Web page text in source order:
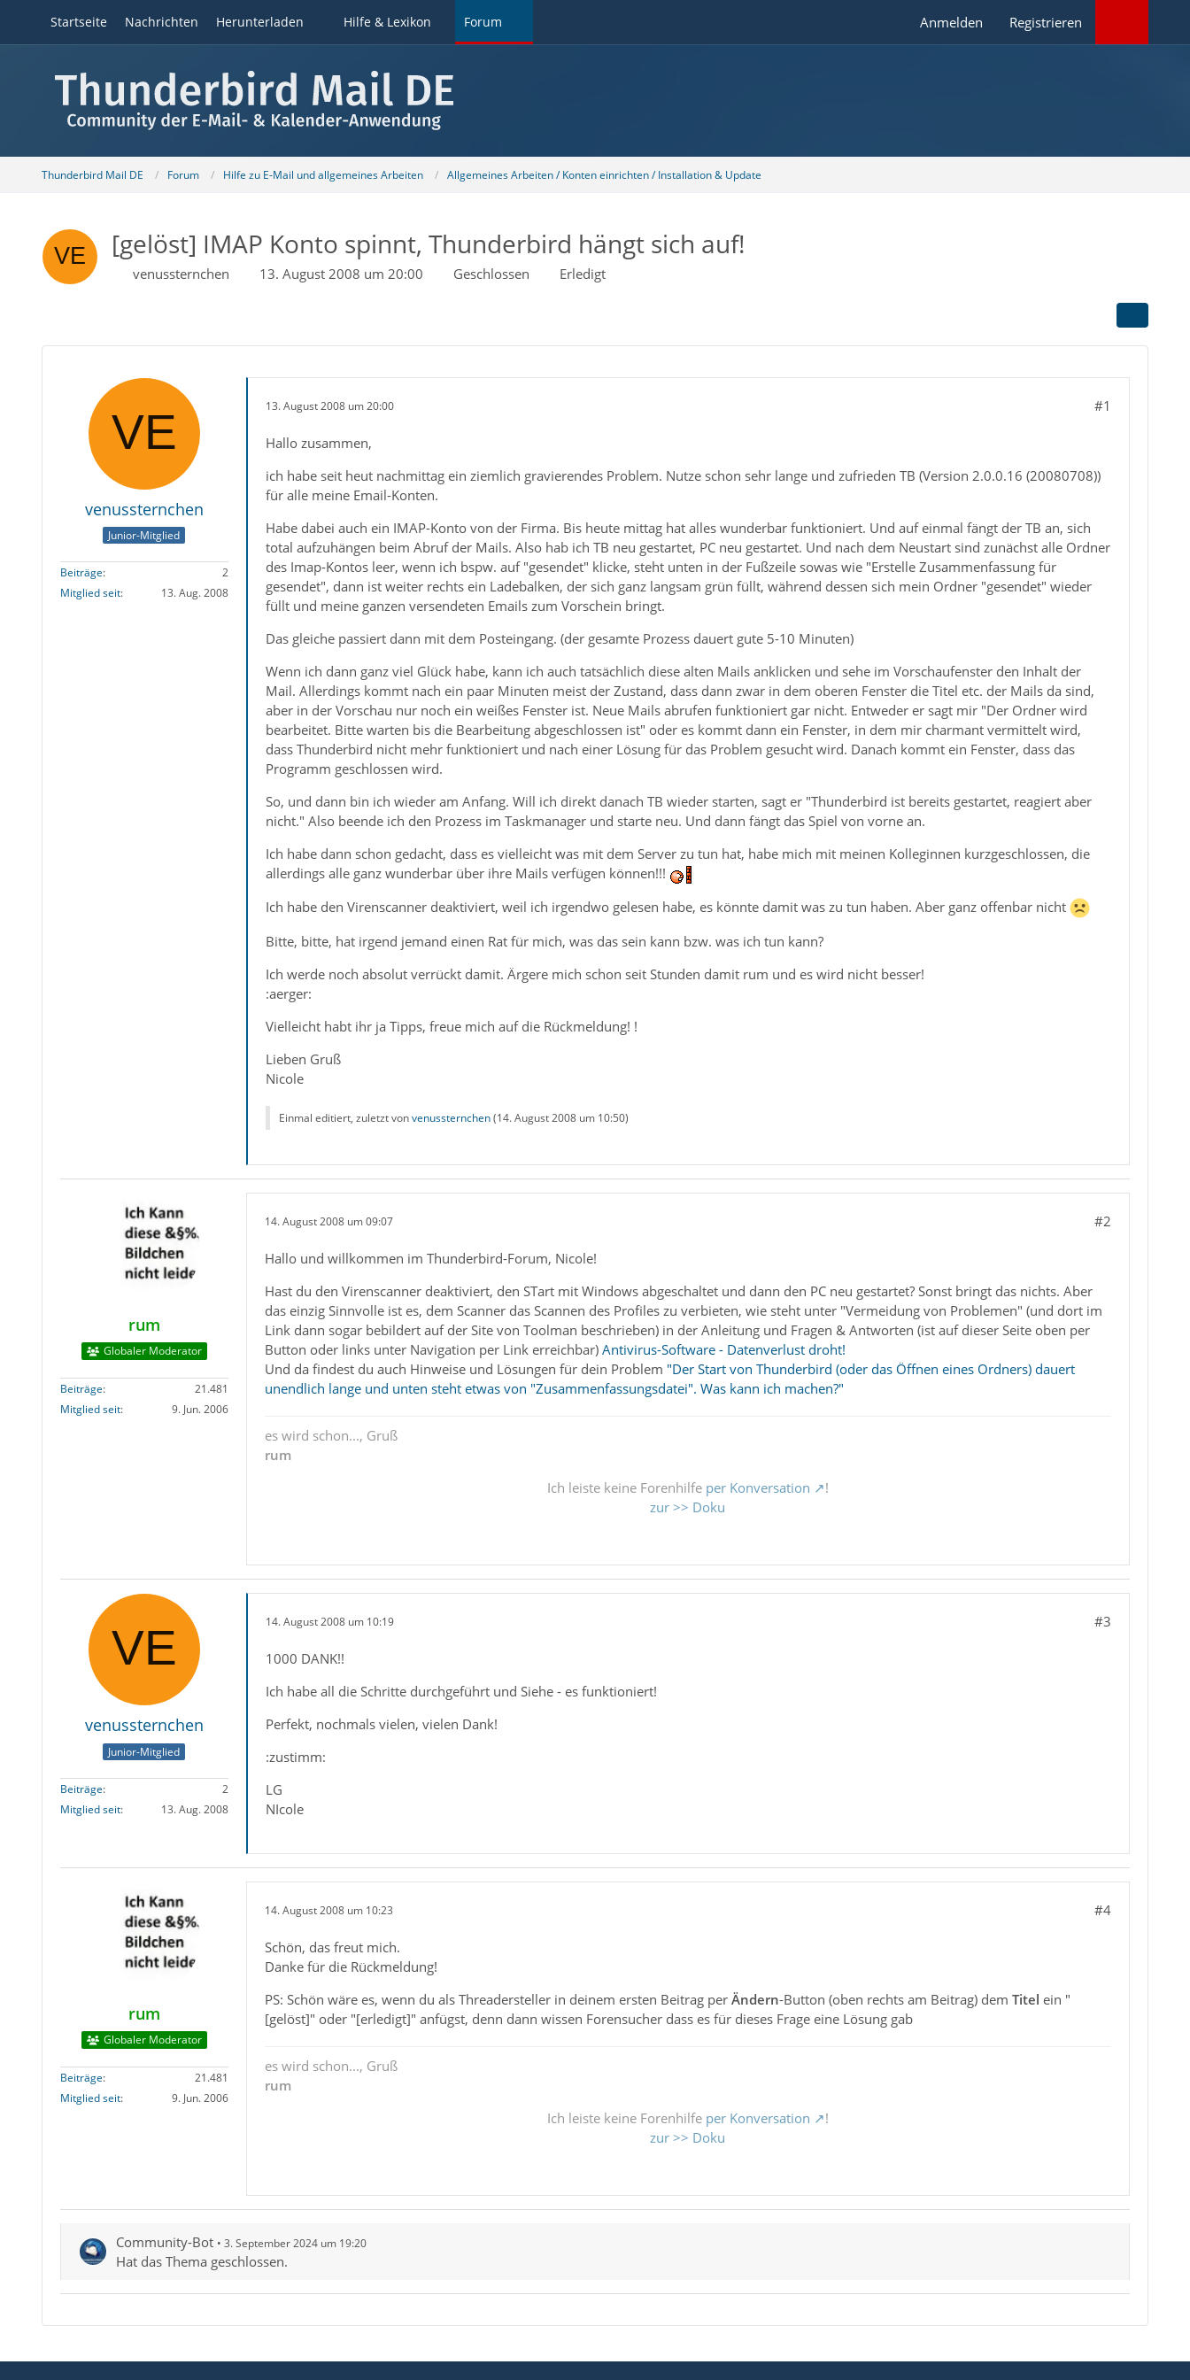
Startseite Nachrichten Herunterladen Hilfe & Lexikon Forum Anmelden Registrieren
Thunderbird Mail DE Forum Hilfe zu E-Mail und allgemeines Arbeiten Allgemeines Arbeiten / Konten einrichten / Installation & Update
[gelöst] IMAP Konto spinnt, Thunderbird hängt sich auf!
venussternchen 13. August 2008 um 20:00 Geschlossen Erledigt
venussternchen
Junior-Mitglied
Beiträge
2
Mitglied seit
13. Aug. 2008
13. August 2008 um 20:00 #1
Hallo zusammen,
ich habe seit heut nachmittag ein ziemlich gravierendes Problem. Nutze schon sehr lange und zufrieden TB (Version 2.0.0.16 (20080708))
für alle meine Email-Konten.
Habe dabei auch ein IMAP-Konto von der Firma. Bis heute mittag hat alles wunderbar funktioniert. Und auf einmal fängt der TB an, sich
total aufzuhängen beim Abruf der Mails. Also hab ich TB neu gestartet, PC neu gestartet. Und nach dem Neustart sind zunächst alle Ordner
des Imap-Kontos leer, wenn ich bspw. auf "gesendet" klicke, steht unten in der Fußzeile sowas wie "Erstelle Zusammenfassung für
gesendet", dann ist weiter rechts ein Ladebalken, der sich ganz langsam grün füllt, während dessen sich mein Ordner "gesendet" wieder
füllt und meine ganzen versendeten Emails zum Vorschein bringt.
Das gleiche passiert dann mit dem Posteingang. (der gesamte Prozess dauert gute 5-10 Minuten)
Wenn ich dann ganz viel Glück habe, kann ich auch tatsächlich diese alten Mails anklicken und sehe im Vorschaufenster den Inhalt der
Mail. Allerdings kommt nach ein paar Minuten meist der Zustand, dass dann zwar in dem oberen Fenster die Titel etc. der Mails da sind,
aber in der Vorschau nur noch ein weißes Fenster ist. Neue Mails abrufen funktioniert gar nicht. Entweder er sagt mir "Der Ordner wird
bearbeitet. Bitte warten bis die Bearbeitung abgeschlossen ist" oder es kommt dann ein Fenster, in dem mir charmant vermittelt wird,
dass Thunderbird nicht mehr funktioniert und nach einer Lösung für das Problem gesucht wird. Danach kommt ein Fenster, dass das
Programm geschlossen wird.
So, und dann bin ich wieder am Anfang. Will ich direkt danach TB wieder starten, sagt er "Thunderbird ist bereits gestartet, reagiert aber
nicht." Also beende ich den Prozess im Taskmanager und starte neu. Und dann fängt das Spiel von vorne an.
Ich habe dann schon gedacht, dass es vielleicht was mit dem Server zu tun hat, habe mich mit meinen Kolleginnen kurzgeschlossen, die
allerdings alle ganz wunderbar über ihre Mails verfügen können!!!
Ich habe den Virenscanner deaktiviert, weil ich irgendwo gelesen habe, es könnte damit was zu tun haben. Aber ganz offenbar nicht
Bitte, bitte, hat irgend jemand einen Rat für mich, was das sein kann bzw. was ich tun kann?
Ich werde noch absolut verrückt damit. Ärgere mich schon seit Stunden damit rum und es wird nicht besser!
:aerger:
Vielleicht habt ihr ja Tipps, freue mich auf die Rückmeldung! !
Lieben Gruß
Nicole
Einmal editiert, zuletzt vonvenussternchen(14. August 2008 um 10:50)
rum
Globaler Moderator
Beiträge
21.481
Mitglied seit
9. Jun. 2006
14. August 2008 um 09:07 #2
Hallo und willkommen im Thunderbird-Forum, Nicole!
Hast du den Virenscanner deaktiviert, den STart mit Windows abgeschaltet und dann den PC neu gestartet? Sonst bringt das nichts. Aber
das einzig Sinnvolle ist es, dem Scanner das Scannen des Profiles zu verbieten, wie steht unter "Vermeidung von Problemen" (und dort im
Link dann sogar bebildert auf der Site von Toolman beschrieben) in der Anleitung und Fragen & Antworten (ist auf dieser Seite oben per
Button oder links unter Navigation per Link erreichbar) Antivirus-Software - Datenverlust droht!
Und da findest du auch Hinweise und Lösungen für dein Problem "Der Start von Thunderbird (oder das Öffnen eines Ordners) dauert
unendlich lange und unten steht etwas von "Zusammenfassungsdatei". Was kann ich machen?"
es wird schon..., Gruß
rum
Ich leiste keine Forenhilfe per Konversation
!
zur >> Doku
venussternchen
Junior-Mitglied
Beiträge
2
Mitglied seit
13. Aug. 2008
14. August 2008 um 10:19 #3
1000 DANK!!
Ich habe all die Schritte durchgeführt und Siehe - es funktioniert!
Perfekt, nochmals vielen, vielen Dank!
:zustimm:
LG
NIcole
rum
Globaler Moderator
Beiträge
21.481
Mitglied seit
9. Jun. 2006
14. August 2008 um 10:23 #4
Schön, das freut mich.
Danke für die Rückmeldung!
PS: Schön wäre es, wenn du als Threadersteller in deinem ersten Beitrag per Ändern-Button (oben rechts am Beitrag) dem Titel ein "
[gelöst]" oder "[erledigt]" anfügst, denn dann wissen Forensucher dass es für dieses Frage eine Lösung gab
es wird schon..., Gruß
rum
Ich leiste keine Forenhilfe per Konversation
!
zur >> Doku
Community-Bot 3. September 2024 um 19:20
Hat das Thema geschlossen.